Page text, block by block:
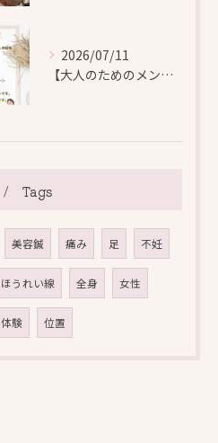
2026/07/11
【大人のためのメンテナンス鍼灸】
Tags
美容鍼 痛み 足 不妊
ほうれい線 全身 女性
体験 位置